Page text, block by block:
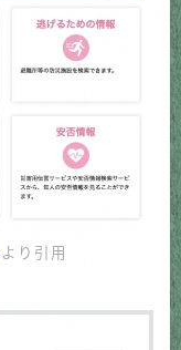
より引用